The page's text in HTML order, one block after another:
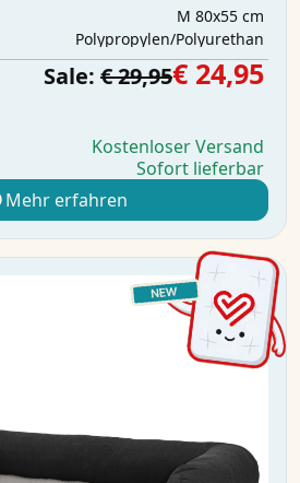
M 80x55 cm
Polypropylen/Polyurethan
Sale: € 29,95€ 24,95
Kostenloser Versand
Sofort lieferbar
Mehr erfahren